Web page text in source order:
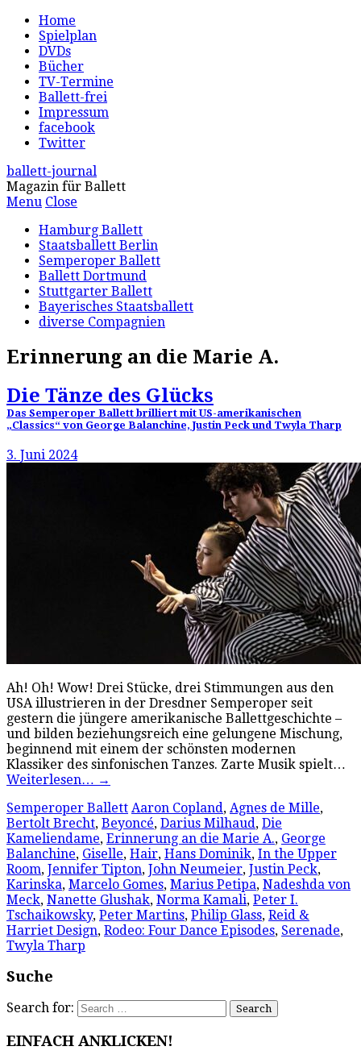
Home
Spielplan
DVDs
Bücher
TV-Termine
Ballett-frei
Impressum
facebook
Twitter
ballett-journal
Magazin für Ballett
Menu Close
Hamburg Ballett
Staatsballett Berlin
Semperoper Ballett
Ballett Dortmund
Stuttgarter Ballett
Bayerisches Staatsballett
diverse Compagnien
Erinnerung an die Marie A.
Die Tänze des Glücks
Das Semperoper Ballett brilliert mit US-amerikanischen
„Classics“ von George Balanchine, Justin Peck und Twyla Tharp
3. Juni 2024
Ah! Oh! Wow! Drei Stücke, drei Stimmungen aus den
USA illustrieren in der Dresdner Semperoper seit
gestern die jüngere amerikanische Ballettgeschichte –
und bilden beziehungsreich eine gelungene Mischung,
beginnend mit einem der schönsten modernen
Klassiker des sinfonischen Tanzes. Zarte Musik spielt…
Weiterlesen… →
Semperoper Ballett Aaron Copland, Agnes de Mille,
Bertolt Brecht, Beyoncé, Darius Milhaud, Die
Kameliendame, Erinnerung an die Marie A., George
Balanchine, Giselle, Hair, Hans Dominik, In the Upper
Room, Jennifer Tipton, John Neumeier, Justin Peck,
Karinska, Marcelo Gomes, Marius Petipa, Nadeshda von
Meck, Nanette Glushak, Norma Kamali, Peter I.
Tschaikowsky, Peter Martins, Philip Glass, Reid &
Harriet Design, Rodeo: Four Dance Episodes, Serenade,
Twyla Tharp
Suche
Search for:
EINFACH ANKLICKEN!